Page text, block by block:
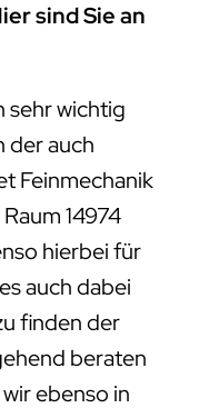
sind Sie an
sehr wichtig
der auch
Feinmechanik
14974
hierbei für
auch dabei
finden der
beraten
ebenso in